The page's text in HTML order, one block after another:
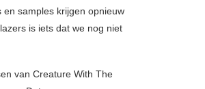
samples krijgen opnieuw
is iets dat we nog niet
van Creature With The